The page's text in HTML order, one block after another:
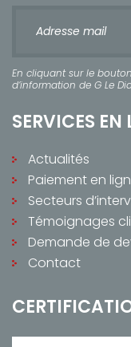
En cliquant sur le
d’information de G Le
SERVICES EN
Actualités
Paiement en
Secteurs
Témoignages
Demande de
Contact